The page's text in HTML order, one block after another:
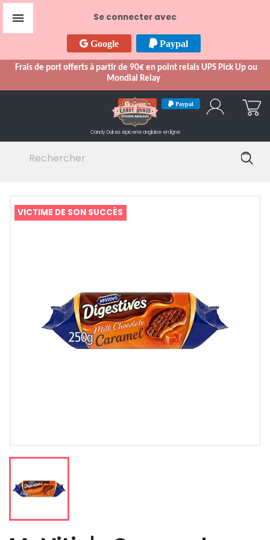
Se connecter avec
Google Paypal
Frais de port offerts à partir de 90€ en point relais UPS Pick Up ou
Mondial Relay

Google Paypal
Candy Dukes épicerie anglaise en ligne
VICTIME DE SON SUCCÈS